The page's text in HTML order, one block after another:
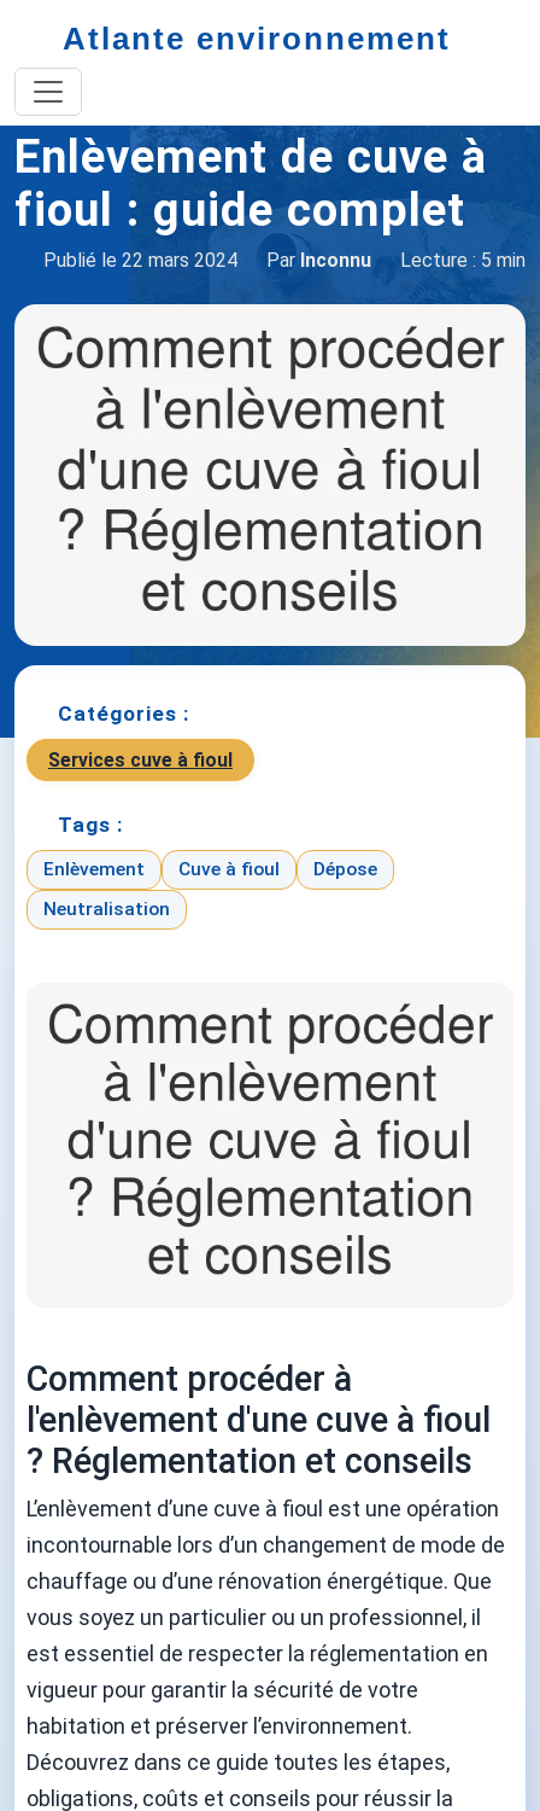
Atlante environnement
Accueil
Enlèvement de cuve à
fioul : guide complet
Publié le 22 mars 2024 Par Inconnu Lecture : 5 min
Catégories :
Services cuve à fioul
Tags :
Enlèvement Cuve à fioul
Dépose
Neutralisation
Comment procéder à
l'enlèvement d'une cuve à fioul
? Réglementation et conseils
L’enlèvement d’une cuve à fioul est une opération
incontournable lors d’un changement de mode de
chauffage ou d’une rénovation énergétique. Que
vous soyez un particulier ou un professionnel, il
est essentiel de respecter la réglementation en
vigueur pour garantir la sécurité de votre
habitation et préserver l’environnement.
Découvrez dans ce guide toutes les étapes,
obligations, coûts et conseils pour réussir la